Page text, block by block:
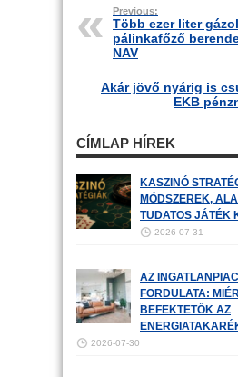
Previous:
Több ezer liter
pálinkafőző
NAV
Akár jövő nyárig is
EKB
CÍMLAP HÍREK
KASZINÓ
MÓDSZEREK,
TUDATOS JÁTÉK
2026-07-31
AZ
FORDULATA:
BEFEKTETŐK AZ
2026-07-30